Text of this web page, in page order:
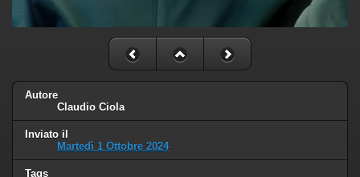
Autore
Claudio Ciola
Inviato il
Martedì 1 Ottobre 2024
Tags